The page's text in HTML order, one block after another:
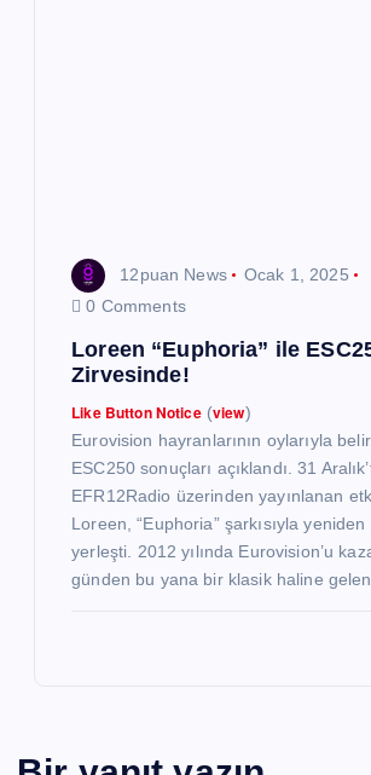
12puan News
Ocak 1, 2025
0 Comments
Loreen “Euphoria” ile
Zirvesinde!
Like Button Notice(view)
Eurovision hayranlarının oylarıyla
ESC250 sonuçları açıklandı. 31
EFR12Radio üzerinden yayınlanan
Loreen, “Euphoria” şarkısıyla yeniden
yerleşti. 2012 yılında Eurovision’u
günden bu yana bir klasik haline